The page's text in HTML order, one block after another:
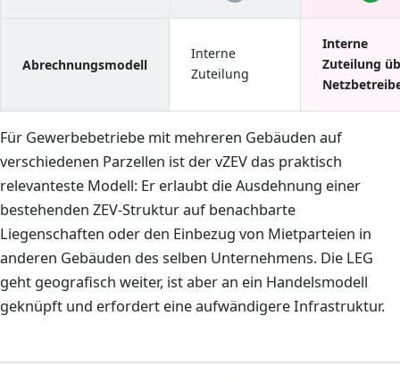
Abrechnungsmodell
Interne
Zuteilung
Interne
Zuteilung
Für Gewerbebetriebe mit mehreren Gebäuden auf
verschiedenen Parzellen ist der vZEV das praktisch
relevanteste Modell: Er erlaubt die Ausdehnung einer
bestehenden ZEV-Struktur auf benachbarte
Liegenschaften oder den Einbezug von Mietparteien in
anderen Gebäuden des selben Unternehmens. Die LEG
geht geografisch weiter, ist aber an ein Handelsmodell
geknüpft und erfordert eine aufwändigere Infrastruktur.